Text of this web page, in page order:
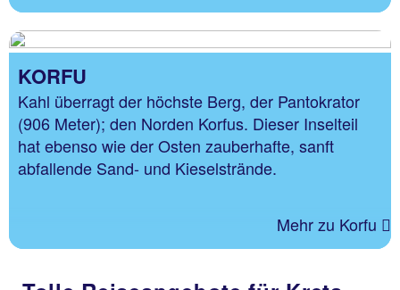
KORFU
Kahl überragt der höchste Berg, der Pantokrator
(906 Meter); den Norden Korfus. Dieser Inselteil
hat ebenso wie der Osten zauberhafte, sanft
abfallende Sand- und Kieselstrände.
Mehr zu Korfu